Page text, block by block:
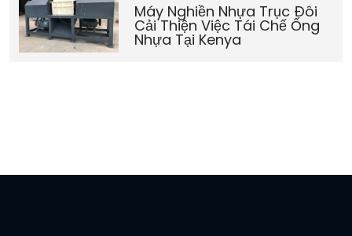
Máy Nghiền Nhựa Trục Đôi
Cải Thiện Việc Tái Chế Ống
Nhựa Tại Kenya